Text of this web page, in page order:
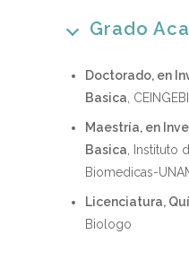
Grado
Doctorado, en
Basica ,
Maestría, en
Basica , Instituto
Biomedicas-
Licenciatura,
Biologo